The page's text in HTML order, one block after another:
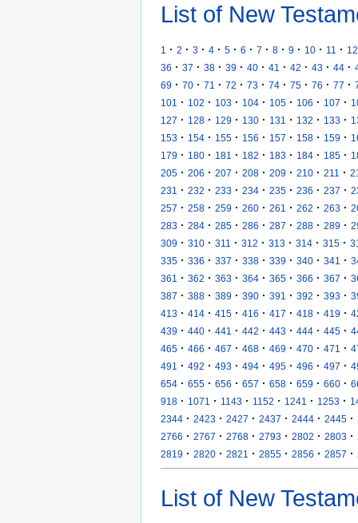
List of New
1 · 2 · 3 · 4 · 5 · 6 · 7 · 8 · 9 · 10 · 11 · 12
36 · 37 · 38 · 39 · 40 · 41 · 42 · 43 · 44 ·
69 · 70 · 71 · 72 · 73 · 74 · 75 · 76 · 77 ·
101
· 102 · 103 · 104 · 105 · 106 · 107 ·
127 · 128 · 129 · 130 · 131 · 132 · 133 ·
153 · 154 · 155 · 156 · 157 · 158 · 159 ·
179 · 180 · 181 · 182 · 183 · 184 · 185 ·
205 · 206 · 207 · 208 · 209 · 210 · 211 ·
231
· 232 · 233 · 234 · 235 · 236 · 237 ·
257 · 258 · 259 · 260 · 261 · 262 · 263 ·
283 · 284 · 285 · 286 · 287 · 288 · 289 ·
309 · 310 · 311 · 312 · 313 · 314 · 315 ·
335 · 336 · 337 · 338 · 339 · 340 · 341 ·
361
· 362 · 363 · 364 · 365 · 366 · 367 ·
387 · 388 · 389 · 390 · 391 · 392 · 393 ·
413 · 414 · 415 · 416 · 417 · 418 · 419 ·
439 · 440 · 441 · 442 · 443 · 444 · 445 ·
465 · 466 · 467 · 468 · 469 · 470 · 471 ·
491
· 492 · 493 · 494 · 495 · 496 · 497 ·
654 · 655 · 656 · 657 · 658 · 659 · 660 ·
918 · 1071 · 1143 · 1152 · 1241 · 1253 ·
2344 · 2423 · 2427 · 2437 · 2444 · 2445 ·
2766 · 2767 · 2768 · 2793 · 2802 · 2803 ·
2819 · 2820 · 2821 · 2855 · 2856 · 2857 ·
List of New